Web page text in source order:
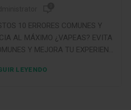
10 ERRORES COMUNES Y
AL MÁXIMO ¿VAPEAS? EVITA
Y MEJORA TU EXPERIEN...
LEYENDO